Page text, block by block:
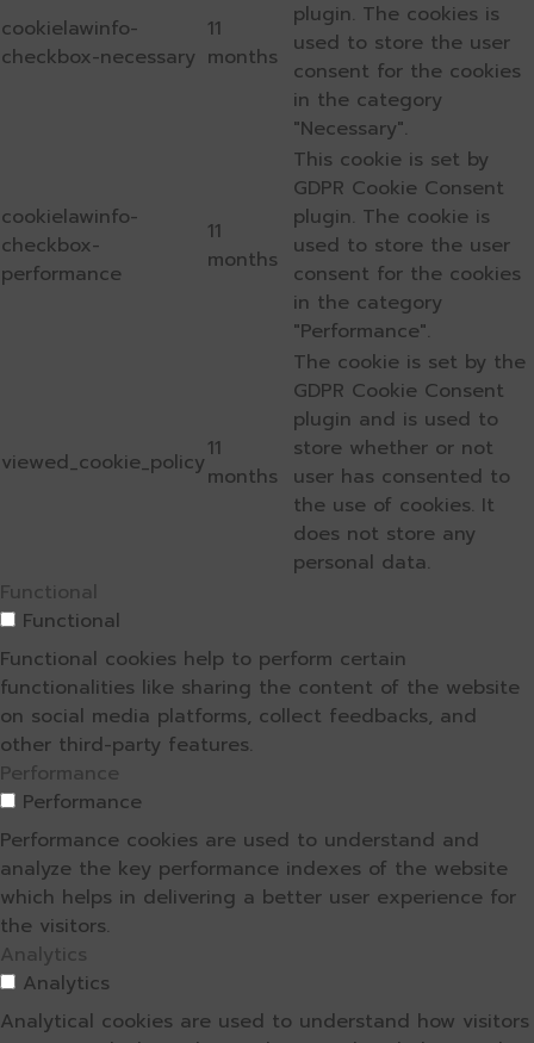
cookielawinfo-
checkbox-necessary
11
months
plugin. The cookies is
used to store the user
consent for the cookies
in the category
"Necessary".
cookielawinfo-
checkbox-
performance
11
months
This cookie is set by
GDPR Cookie Consent
plugin. The cookie is
used to store the user
consent for the cookies
in the category
"Performance".
viewed_cookie_policy11
months
The cookie is set by the
GDPR Cookie Consent
plugin and is used to
store whether or not
user has consented to
the use of cookies. It
does not store any
personal data.
Functional
Functional
Functional cookies help to perform certain
functionalities like sharing the content of the website
on social media platforms, collect feedbacks, and
other third-party features.
Performance
Performance
Performance cookies are used to understand and
analyze the key performance indexes of the website
which helps in delivering a better user experience for
the visitors.
Analytics
Analytics
Analytical cookies are used to understand how visitors